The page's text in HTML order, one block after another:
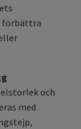
förbättra
och
med